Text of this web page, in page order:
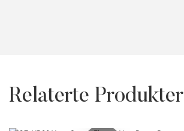
Relaterte Produkter